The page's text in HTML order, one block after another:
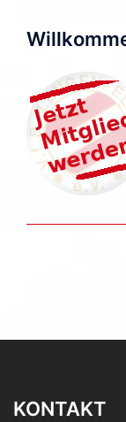
KONTAKT